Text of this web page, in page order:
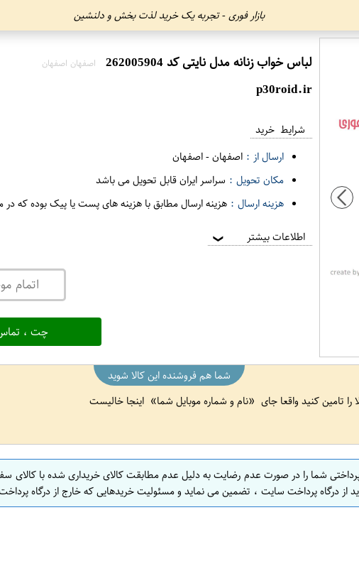
بازار فوری - تجربه یک خرید لذت بخش و دلنشین
لباس خواب زنانه مدل نایتی کد 262005904 اصفهان اصفهان
p30roid.ir
شرایط خرید
ارسال از : اصفهان-اصفهان
مکان تحویل : سراسر ایران قابل تحویل می باشد
هزینه ارسال : هزینه ارسال مطابق با هزینه های پست یا پیک بوده که
اطلاعات بیشتر ❯
اتمام
چت ،
شما هم فروشنده این کالا شوید
را تامین کنید واقعا جای
نام و شماره موبایل شما اینجا خالیست
شما را در صورت عدم رضایت به دلیل عدم مطابقت کالای خریداری شده با
درگاه پرداخت سایت ، تضمین می نماید و مسئولیت خریدهایی که خارج از درگاه